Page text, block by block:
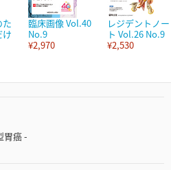
た
臨床画像 Vol.40
No.9
¥2,970
レジデントノー
ト Vol.26 No.9
¥2,530
胃癌 -